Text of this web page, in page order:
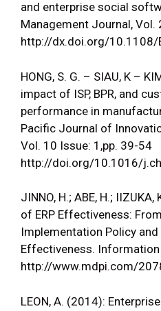
and enterprise social
Management Journal, Vol.
http://dx.doi.org/
HONG, S. G. – SIAU, K –
impact of ISP, BPR, and
performance in
Pacific Journal of
Vol. 10 Issue: 1,pp. 39-54
http://doi.org/10.1016/
JINNO, H.; ABE, H.;
of ERP Effectiveness:
Implementation Policy and
Effectiveness. Information
http://www.mdpi.com/
LEON, A. (2014):